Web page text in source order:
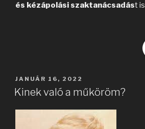
és kézápolási szaktanácsadást
BEKÜLDVE:
JANUÁR 16, 2022
Kinek való a műköröm?